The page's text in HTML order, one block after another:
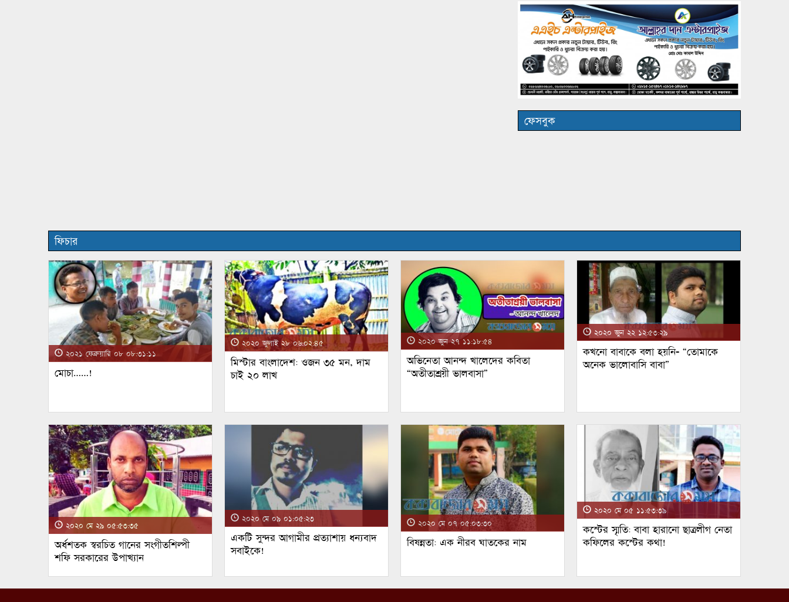
ফেসবুক
ফিচার
২০২১ ফেব্রুয়ারি ০৮ ০৮:৩১:১১
মোচা……!
২০২০ জুলাই ২৮ ০৬:০২:৪৫
মিস্টার বাংলাদেশ: ওজন ৩৫ মন, দাম
চাই ২০ লাখ
২০২০ জুন ২৭ ১১:১৮:৫৪
অভিনেতা আনন্দ খালেদের কবিতা
“অতীতাশ্রয়ী ভালবাসা”
২০২০ জুন ২২ ১২:৫৩:২৯
কখনো বাবাকে বলা হয়নি- “তোমাকে
অনেক ভালোবাসি বাবা”
২০২০ মে ২৯ ০৫:৫৩:৩৫
অর্ধশতক স্বরচিত গানের সংগীতশিল্পী
শফি সরকারের উপাখ্যান
২০২০ মে ০৯ ০১:০৫:২৩
একটি সুন্দর আগামীর প্রত্যাশায় ধন্যবাদ
সবাইকে!
২০২০ মে ০৭ ০৫:০৩:৩০
বিষন্নতা: এক নীরব ঘাতকের নাম
২০২০ মে ০৫ ১১:৫৩:৩৯
কস্টের স্মৃতি: বাবা হারানো ছাত্রলীগ নেতা
কফিলের কস্টের কথা!